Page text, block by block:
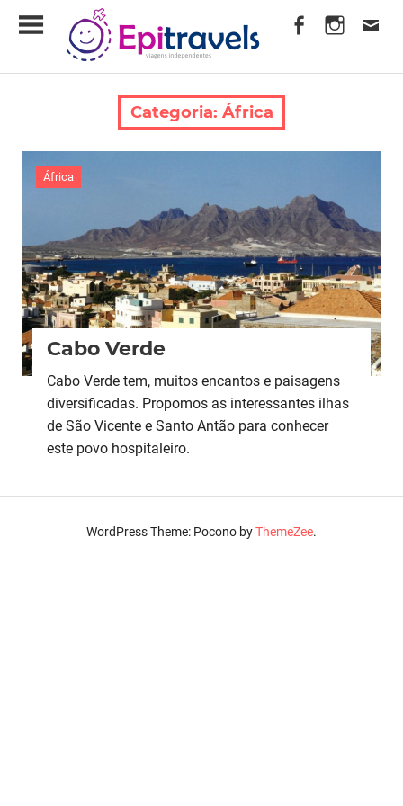
EpiTravels
Viagens
Independentes
Categoria: África
África
Cabo Verde
Cabo Verde tem, muitos encantos e paisagens
diversificadas. Propomos as interessantes ilhas
de São Vicente e Santo Antão para conhecer
este povo hospitaleiro.
WordPress Theme: Pocono byThemeZee.